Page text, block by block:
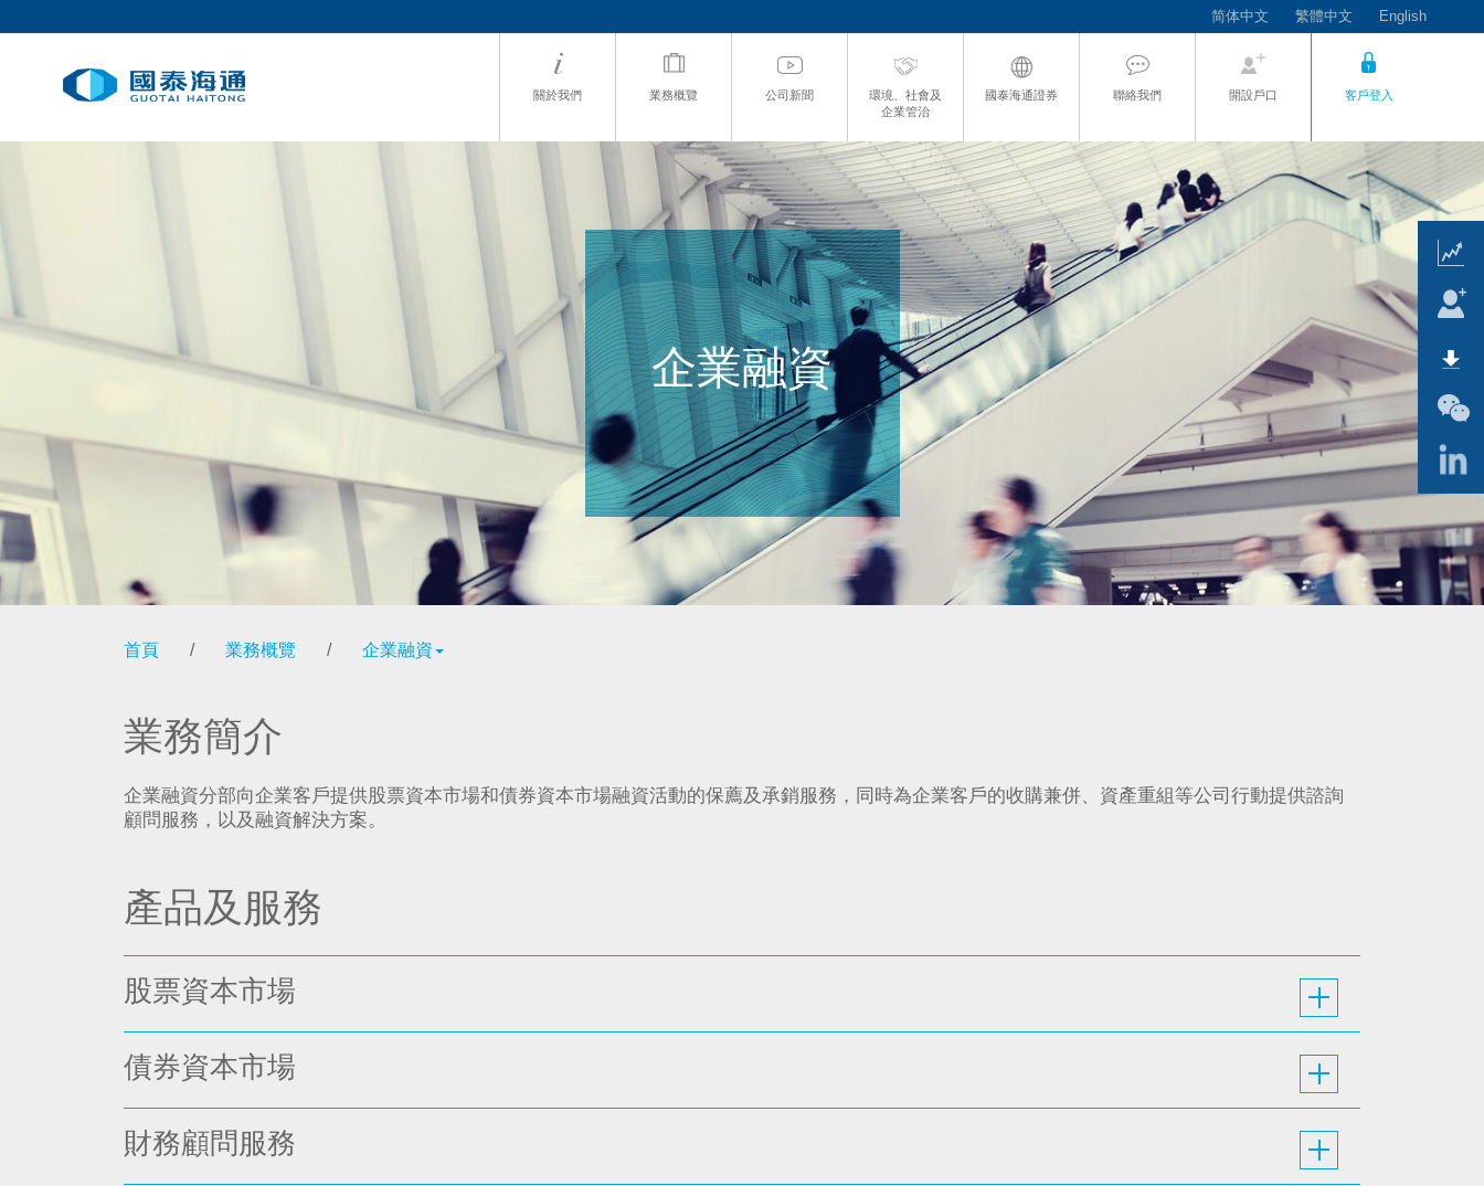
简体中文 繁體中文 English
關於我們 業務概覽 公司新聞
環境、社會及
企業管治
國泰海通證券 聯絡我們 開設戶口 客戶登入
企業融資
首頁 / 業務概覽 / 企業融資
業務簡介
企業融資分部向企業客戶提供股票資本市場和債券資本市場融資活動的保薦及承銷服務，同時為企業客戶的收購兼併、資產重組等公司行動提供諮詢
顧問服務，以及融資解決方案。
產品及服務
股票資本市場
債券資本市場
財務顧問服務